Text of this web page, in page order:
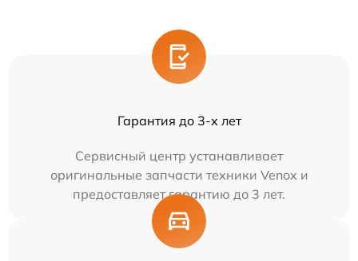
Гарантия до 3-х лет
Сервисный центр устанавливает
оригинальные запчасти техники Venox и
предоставляет гарантию до 3 лет.